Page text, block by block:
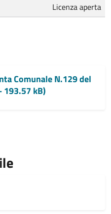
Licenza aperta
Comunale N.129 del
193.57 kB)